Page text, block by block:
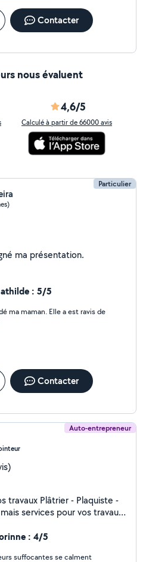
Contacter
nous évaluent
4,6/5
Calculé à partir de 66000 avis
Particulier
Je n'ai pas encore renseigné ma présentation.
: 5/5
ma maman. Elle a est ravis de
Contacter
Auto-entrepreneur
- Plaquiste -
/ isolation Joints
/ montages de cloisons
: 4/5
suffocantes se calment